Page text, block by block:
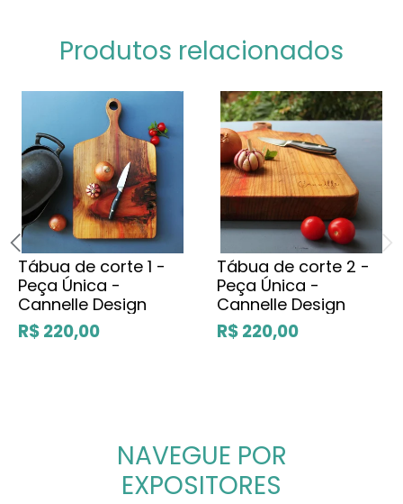
Produtos relacionados
Tábua de corte 1 -
Peça Única -
Cannelle Design
R$ 220,00
Tábua de corte 2 -
Peça Única -
Cannelle Design
R$ 220,00
NAVEGUE POR
EXPOSITORES